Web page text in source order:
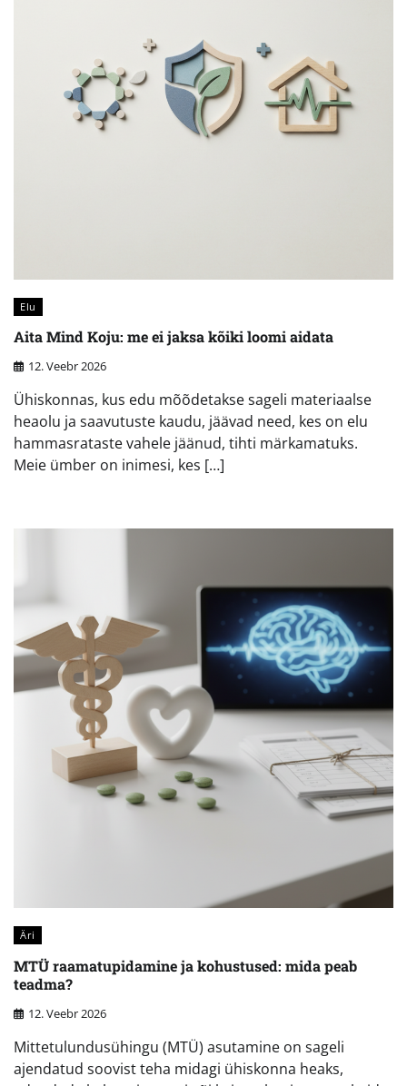
Elu
Aita Mind Koju: me ei jaksa kõiki loomi aidata
12. Veebr 2026
Ühiskonnas, kus edu mõõdetakse sageli materiaalse
heaolu ja saavutuste kaudu, jäävad need, kes on elu
hammasrataste vahele jäänud, tihti märkamatuks.
Meie ümber on inimesi, kes […]
Äri
MTÜ raamatupidamine ja kohustused: mida peab
teadma?
12. Veebr 2026
Mittetulundusühingu (MTÜ) asutamine on sageli
ajendatud soovist teha midagi ühiskonna heaks,